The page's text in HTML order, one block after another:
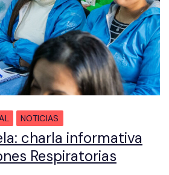
NOTICIAS
charla informativa
Respiratorias